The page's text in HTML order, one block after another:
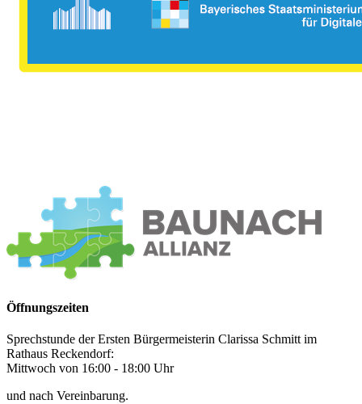
Öffnungszeiten
Sprechstunde der Ersten Bürgermeisterin Clarissa Schmitt im
Rathaus Reckendorf:
Mittwoch von 16:00 - 18:00 Uhr
und nach Vereinbarung.